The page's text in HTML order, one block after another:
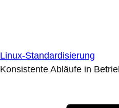
Linux-Standardisierung
Konsistente Abläufe in